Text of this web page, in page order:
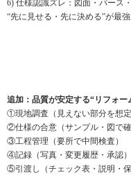
6) 仕様認識ズレ：図面・パース
“先に見せる・先に決める”が最強
追加：品質が安定する“リフォー
①現地調査（見えない部分を想定
②仕様の合意（サンプル・図で確
③工程管理（要所で中間検査）
④記録（写真・変更履歴・承認）
⑤引渡し（チェック表・説明・保